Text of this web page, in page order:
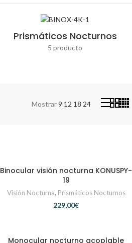
Prismáticos Nocturnos
5 producto
Mostrar9 12 18 24
AÑADIR AL CARRITO
Binocular visión nocturna KONUSPY-
19
Visión Nocturna, Prismáticos Nocturnos
€
AÑADIR AL CARRITO
Monocular nocturno acoplable